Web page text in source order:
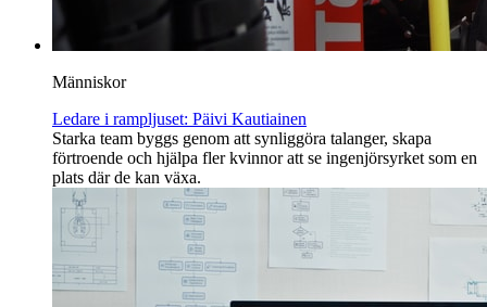
Människor
Ledare i rampljuset: Päivi Kautiainen
Starka team byggs genom att synliggöra talanger, skapa
förtroende och hjälpa fler kvinnor att se ingenjörsyrket som en
plats där de kan växa.